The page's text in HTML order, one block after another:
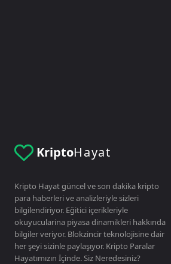
KriptoHayat
Kripto Hayat güncel ve son dakika kripto
para haberleri ve analizleriyle sizleri
bilgilendiriyor. Eğitici içerikleriyle
okuyucularina piyasa dinamikleri hakkında
bilgiler veriyor. Blokzincir teknolojisine dair
her şeyi sizinle paylaşıyor. Kripto Paralar
Hayatımızın İçinde. Siz Neredesiniz?